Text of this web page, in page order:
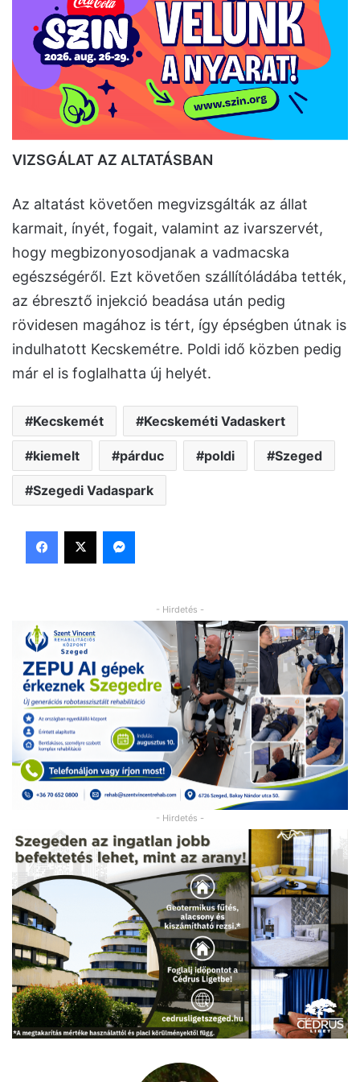
VIZSGÁLAT AZ ALTATÁSBAN
Az altatást követően megvizsgálták az állat
karmait, ínyét, fogait, valamint az ivarszervét,
hogy megbizonyosodjanak a vadmacska
egészségéről. Ezt követően szállítóládába tették,
az ébresztő injekció beadása után pedig
rövidesen magához is tért, így épségben útnak is
indulhatott Kecskemétre. Poldi idő közben pedig
már el is foglalhatta új helyét.
Kecskemét Kecskeméti Vadaskert
kiemelt párduc poldi Szeged
Szegedi Vadaspark
Facebook
X Messenger
- Hirdetés -
- Hirdetés -